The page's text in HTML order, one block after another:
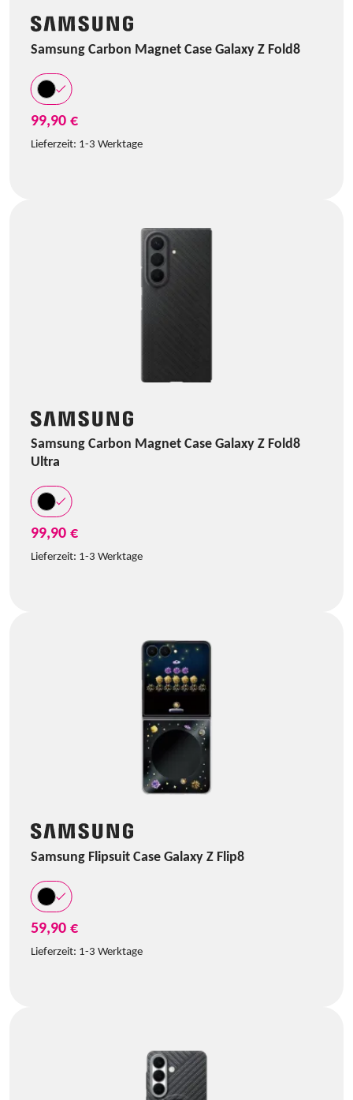
Samsung Carbon Magnet Case Galaxy Z Fold8
99,90 €
Lieferzeit: 1-3 Werktage
Samsung Carbon Magnet Case Galaxy Z Fold8
Ultra
99,90 €
Lieferzeit: 1-3 Werktage
Samsung Flipsuit Case Galaxy Z Flip8
59,90 €
Lieferzeit: 1-3 Werktage